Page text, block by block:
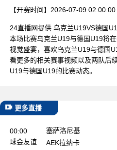
【开赛时间】 2026-07-09 02:00:00
24直播网提供 乌克兰U19VS德国
本场比赛乌克兰U19与德国U19将
视觉盛宴，喜欢乌克兰U19与德国
看更多的相关赛事视频以及两队后
U19与德国U19的比赛动态。
更多直播
00:00
球会友谊
塞萨洛尼基
AEK拉纳卡